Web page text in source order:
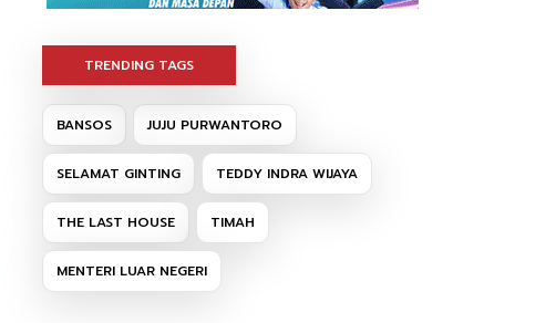
TRENDING TAGS
BANSOS JUJU PURWANTORO
SELAMAT GINTING TEDDY INDRA WIJAYA
THE LAST HOUSE TIMAH
MENTERI LUAR NEGERI